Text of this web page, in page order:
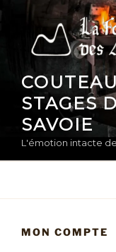
Aller
contenu
principal
STAGES
SAVOIE
L'émotion intacte
MON COMPTE